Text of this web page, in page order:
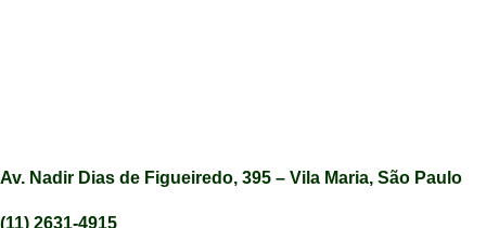
Av. Nadir Dias de Figueiredo, 395 – Vila Maria, São Paulo
(11) 2631-4915